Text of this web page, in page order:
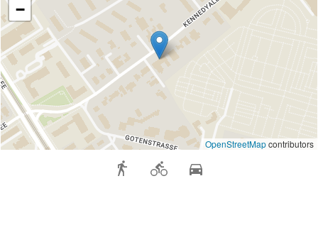
−
OpenStreetMapcontributors